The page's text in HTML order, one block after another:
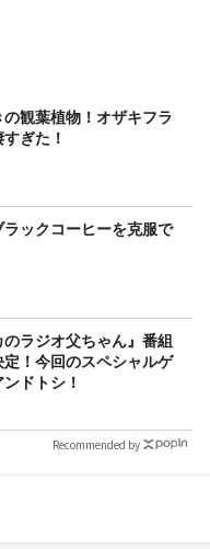
観葉植物！オザキフラ
ぎた！
ラックコーヒーを克服で
のラジオ父ちゃん』番組
定！今回のスペシャルゲ
ドトシ！
Recommended by